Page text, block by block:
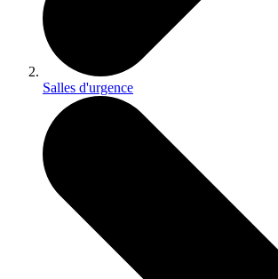
Salles d'urgence